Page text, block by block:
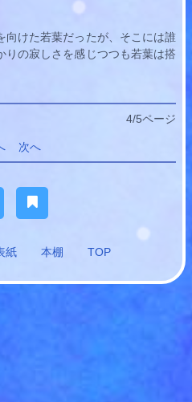
向けた若葉だったが、そこには誰
りの寂しさを感じつつも若葉は搭
4/5ページ
次へ
紙 本棚 TOP